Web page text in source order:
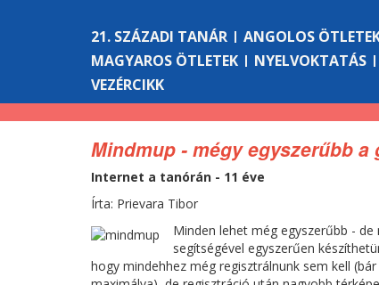
21. SZÁZADI TANÁR ANGOLOS
MAGYAROS ÖTLETEK
NYELVOKTATÁS
VEZÉRCIKK
Mindmup - mégy egyszerűbb
Internet a tanórán - 11 éve
Írta: Prievara Tibor
Minden lehet még egyszerűbb -
segítségével egyszerűen
hogy mindehhez még regisztrálnunk sem kell